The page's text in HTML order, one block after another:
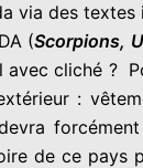
via des
(Scorpions,
cliché ?
:
de ce pays